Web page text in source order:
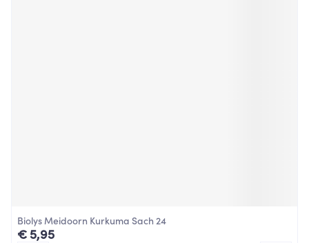
Biolys Meidoorn Kurkuma Sach 24
€ 5,95